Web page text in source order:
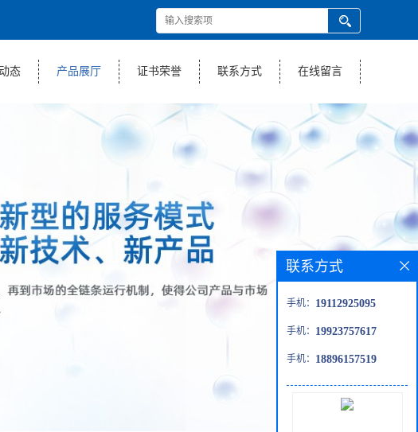
态 产品展厅 证书荣誉 联系方式 在线留言
联系方式
手机： 19112925095
手机： 19923757617
手机： 18896157519